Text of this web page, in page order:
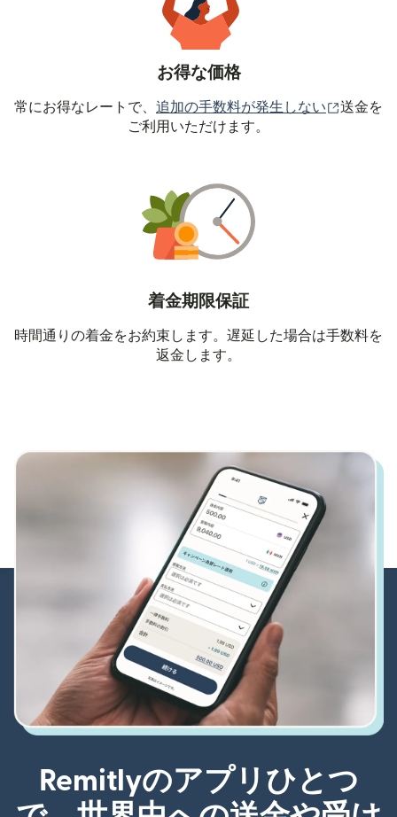
お得な価格
常にお得なレートで、 追加の手数料が発生しない （別ウ
送金を
ご利用いただけます。
着金期限保証
時間通りの着金をお約束します。遅延した場合は手数料を
返金します。
Remitlyのアプリひとつ